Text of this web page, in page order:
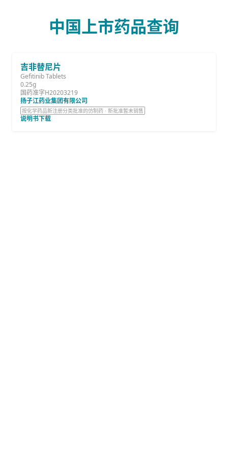
中国上市药品查询
吉非替尼片
Gefitinib Tablets
0.25g
国药准字H20203219
扬子江药业集团有限公司
按化学药品新注册分类批准的仿制药 · 新批准暂未销售
说明书下载